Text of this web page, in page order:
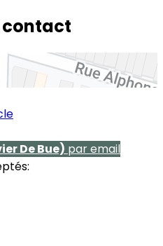
contact
De Bue) par email